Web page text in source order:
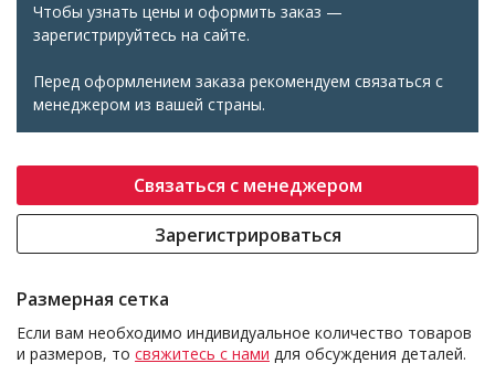
Чтобы узнать цены и оформить заказ —
зарегистрируйтесь на сайте.
Перед оформлением заказа рекомендуем связаться с
менеджером из вашей страны.
Связаться с менеджером
Зарегистрироваться
Размерная сетка
Если вам необходимо индивидуальное количество товаров
и размеров, то свяжитесь с нами для обсуждения деталей.